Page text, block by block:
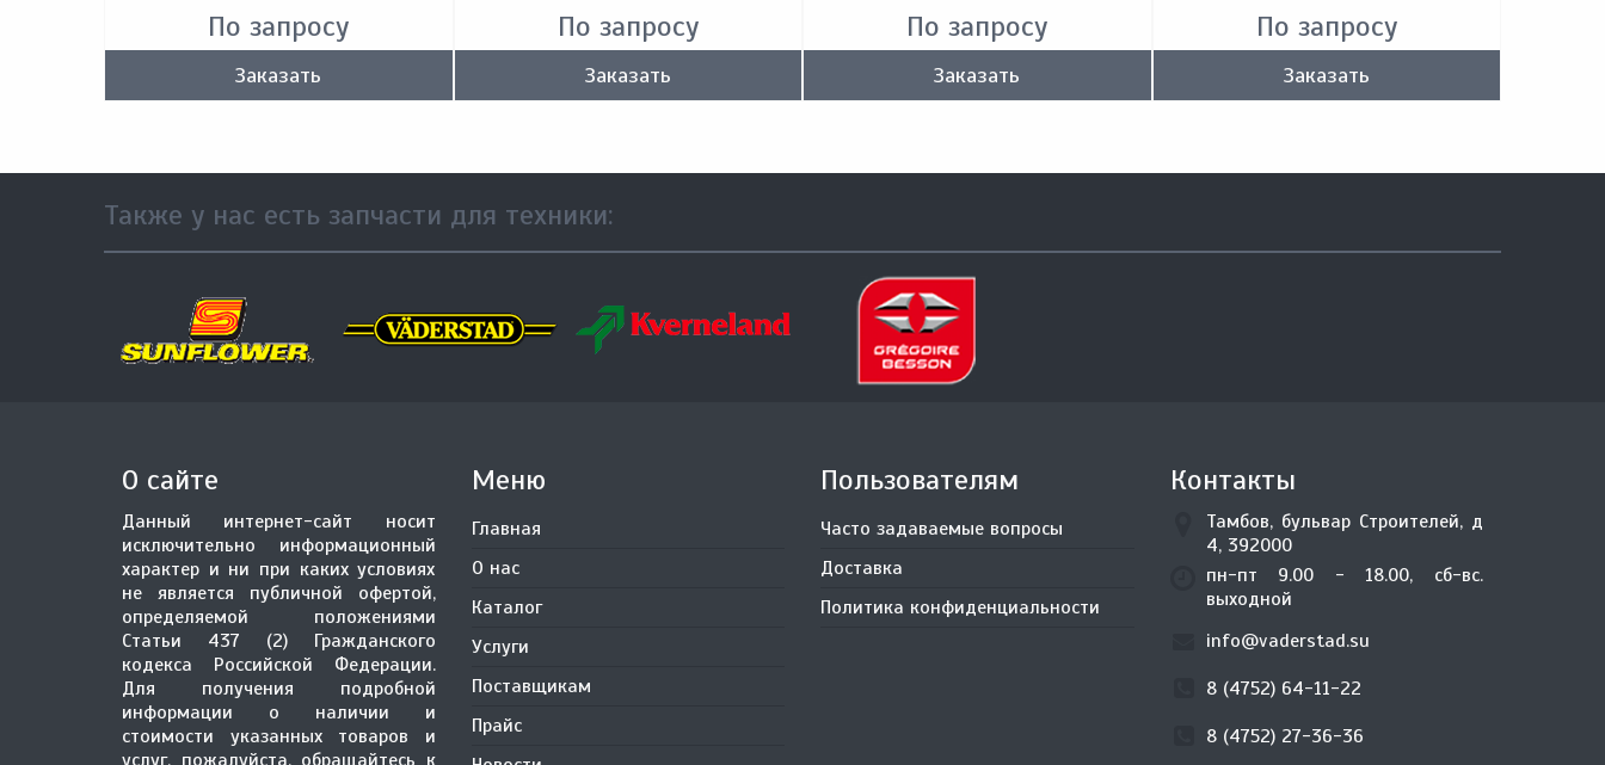
По запросу
Заказать
По запросу
Заказать
По запросу
Заказать
По запросу
Заказать
Также у нас есть запчасти для техники:
О сайте
Данный интернет-сайт носит
исключительно информационный
характер и ни при каких условиях
не является публичной офертой,
определяемой положениями
Статьи 437 (2) Гражданского
кодекса Российской Федерации.
Для получения подробной
информации о наличии и
стоимости указанных товаров и
услуг, пожалуйста, обращайтесь к
Меню
Главная
О нас
Каталог
Услуги
Поставщикам
Прайс
Пользователям
Часто задаваемые вопросы
Доставка
Политика конфиденциальности
Контакты
Тамбов, бульвар Строителей, д
4, 392000
пн-пт 9.00 - 18.00, сб-вс.
выходной
info@vaderstad.su
8 (4752) 64-11-22
8 (4752) 27-36-36